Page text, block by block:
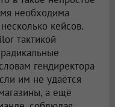
необходима
кейсов.
тактикой
гендиректора
им не удаётся
а ещё